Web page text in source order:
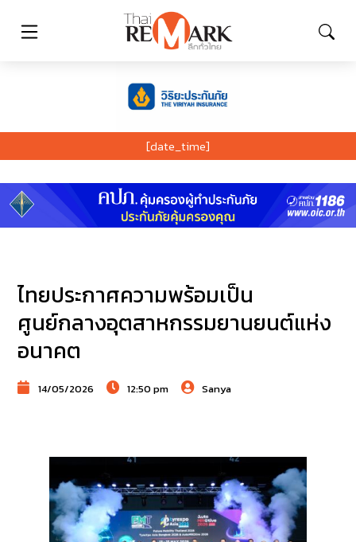
[date_time]
ไทยประกาศความพร้อมเป็น
ศูนย์กลางอุตสาหกรรมยานยนต์แห่ง
อนาคต
14/05/2026 12:50 pm Sanya